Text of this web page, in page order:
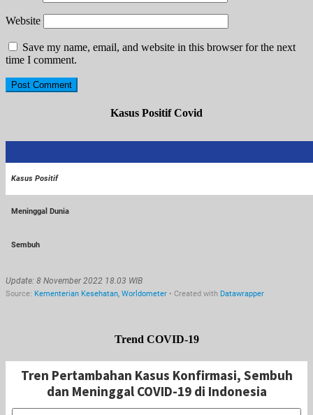
Website
Save my name, email, and website in this browser for the next
time I comment.
Kasus Positif Covid
Trend COVID-19